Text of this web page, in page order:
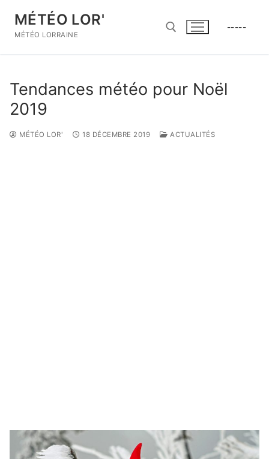
contenu
MÉTÉO LOR'
MÉTÉO LORRAINE
-----
Tendances météo pour Noël
2019
MÉTÉO LOR' 18 DÉCEMBRE 2019 ACTUALITÉS